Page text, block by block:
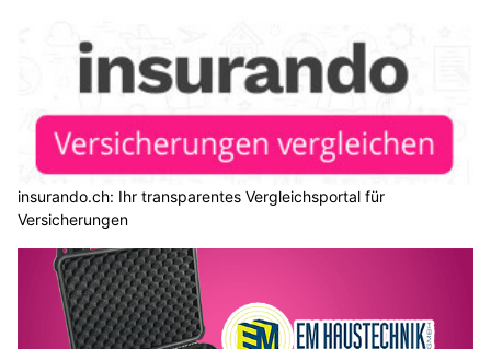
insurando.ch: Ihr transparentes Vergleichsportal für
Versicherungen